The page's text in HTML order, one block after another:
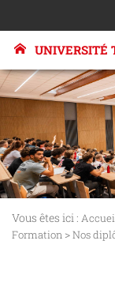
UNIVERSITÉ
Vous êtes ici :
Formation >Nos